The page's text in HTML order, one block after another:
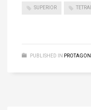
SUPERIOR
PUBLISHED IN